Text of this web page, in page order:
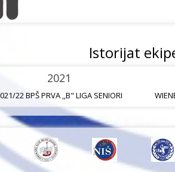
Istorijat
2021
22 BPŠ PRVA ,,B" LIGA SENIORI